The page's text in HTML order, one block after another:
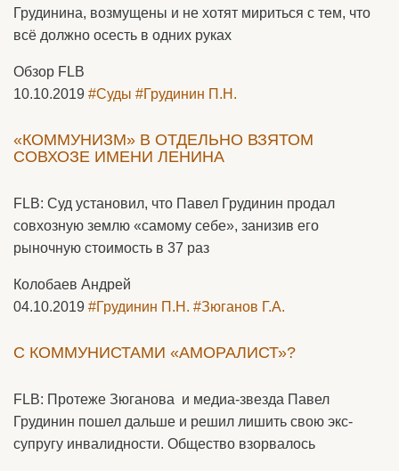
Грудинина, возмущены и не хотят мириться с тем, что
всё должно осесть в одних руках
Обзор FLB
10.10.2019 #Суды #Грудинин П.Н.
«КОММУНИЗМ» В ОТДЕЛЬНО ВЗЯТОМ
СОВХОЗЕ ИМЕНИ ЛЕНИНА
FLB: Суд установил, что Павел Грудинин продал
совхозную землю «самому себе», занизив его
рыночную стоимость в 37 раз
Колобаев Андрей
04.10.2019 #Грудинин П.Н. #Зюганов Г.А.
С КОММУНИСТАМИ «АМОРАЛИСТ»?
FLB: Протеже Зюганова и медиа-звезда Павел
Грудинин пошел дальше и решил лишить свою экс-
супругу инвалидности. Общество взорвалось